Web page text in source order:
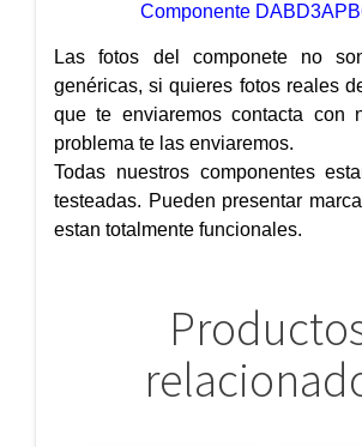
Componente
Las fotos del componete no
genéricas, si quieres fotos reales
que te enviaremos contacta con
problema te las enviaremos.
Todas nuestros componentes
testeadas. Pueden presentar
estan totalmente funcionales.